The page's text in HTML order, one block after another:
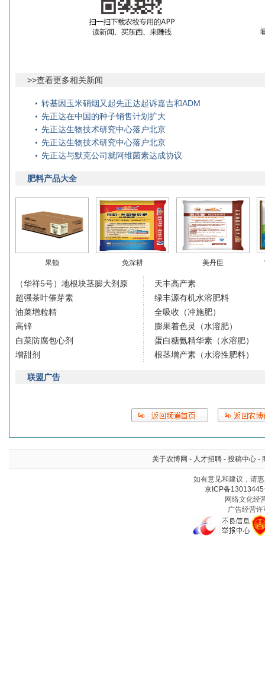
>>查看更多相关新闻
转基因玉米硝烟又起先正达起诉嘉吉和ADM
先正达在中国的种子销售计划扩大
先正达生物技术研究中心落户北京
先正达生物技术研究中心落户北京
先正达与默克公司就阿维菌素达成协议
肥料产品大全
果顿 免深耕 美丹臣
（华祥5号）地根块茎膨大剂原
超强茶叶催芽素
油菜增粒精
高锌
白菜防腐包心剂
增甜剂
天丰高产素
绿丰源有机水溶肥料
全吸收（冲施肥）
膨果着色灵（水溶肥）
蛋白糖氨精华素（水溶肥）
根茎增产素（水溶性肥料）
联盟广告
关于农博网 - 人才招聘 - 投稿中心 -
如有意见和建议，请
京ICP备13013445
网络文化经
广告经营